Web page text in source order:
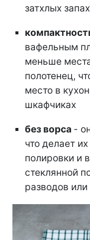
затхлых
вафельным
меньше
полотенец,
место в
шкафчиках
без ворса -
что делает
полировки и
стеклянной
разводов или